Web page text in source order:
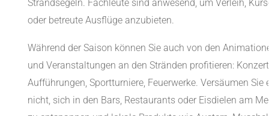
Strandsegeln. Fachleute sind anwesend, um Verleih,
oder betreute Ausflüge anzubieten.
Während der Saison können Sie auch von den
und Veranstaltungen an den Stränden profitieren:
Aufführungen, Sportturniere, Feuerwerke. Versäumen Sie
nicht, sich in den Bars, Restaurants oder Eisdielen am